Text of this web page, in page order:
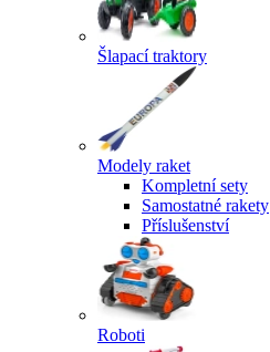
Šlapací traktory
Modely raket
Kompletní sety
Samostatné rakety
Příslušenství
Roboti